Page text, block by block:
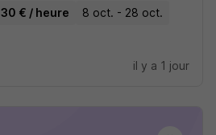
30 € / heure 8 oct. - 28 oct.
il y a 1 jour